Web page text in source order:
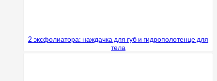
2 эксфолиатора: наждачка для губ и гидрополотенце для
тела